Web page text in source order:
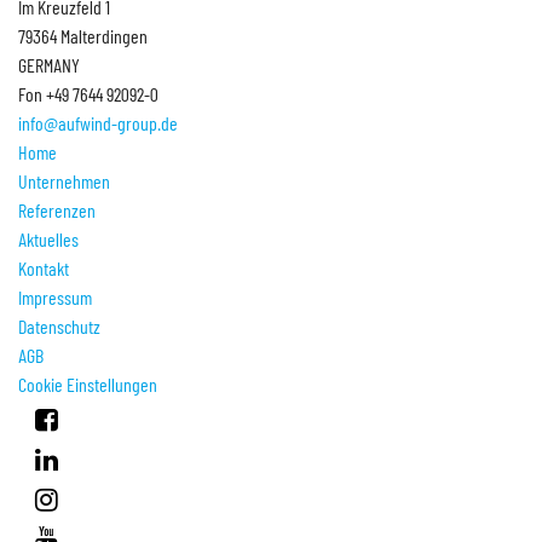
und Medizinprodukten in sehr
unterschiedlichen Formen benötigt ...
Mehr
Im Kreuzfeld 1
79364 Malterdingen
GERMANY
Fon +49 7644 92092-0
info@aufwind-group.de
Home
Unternehmen
Referenzen
Aktuelles
Kontakt
Impressum
Datenschutz
AGB
Cookie Einstellungen